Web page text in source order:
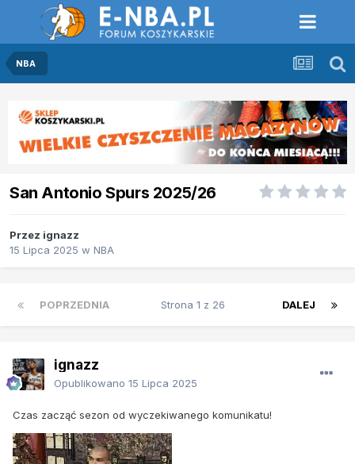
NBA
San Antonio Spurs 2025/26
Przez ignazz
15 Lipca 2025 w NBA
POPRZEDNIA DALEJ
Strona 1 z 26
ignazz
Opublikowano 15 Lipca 2025
Czas zacząć sezon od wyczekiwanego komunikatu!